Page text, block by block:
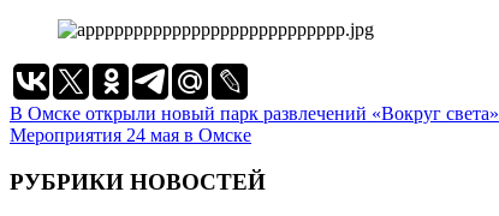
Навигация
по
записям
В Омске открыли новый парк развлечений «Вокруг света»
Мероприятия 24 мая в Омске
РУБРИКИ НОВОСТЕЙ